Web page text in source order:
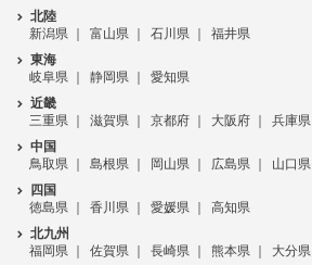
北陸
新潟県
富山県 石川県
福井県
東海
岐阜県
静岡県
愛知県
近畿
三重県
滋賀県 京都府 大阪府 兵庫県
中国
鳥取県
島根県 岡山県 広島県
山口県
四国
徳島県
香川県 愛媛県
高知県
北九州
福岡県
佐賀県 長崎県 熊本県 大分県